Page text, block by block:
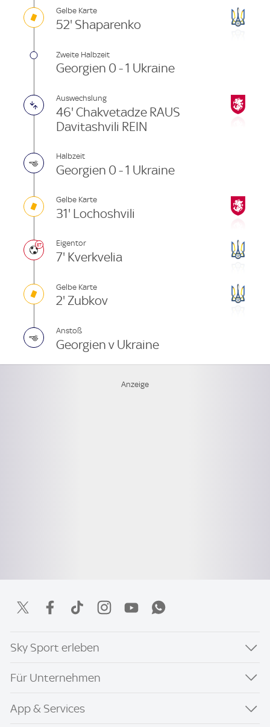
Gelbe Karte
52' Shaparenko
Zweite Halbzeit
Georgien 0 - 1 Ukraine
Auswechslung
46' Chakvetadze RAUS
Davitashvili REIN
Halbzeit
Georgien 0 - 1 Ukraine
Gelbe Karte
31' Lochoshvili
Eigentor
7' Kverkvelia
Gelbe Karte
2' Zubkov
Anstoß
Georgien v Ukraine
Sky Sport erleben
Für Unternehmen
App & Services